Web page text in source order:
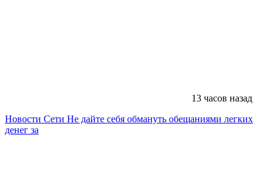
13 часов назад
Новости Сети Не дайте себя обмануть обещаниями легких
денег за